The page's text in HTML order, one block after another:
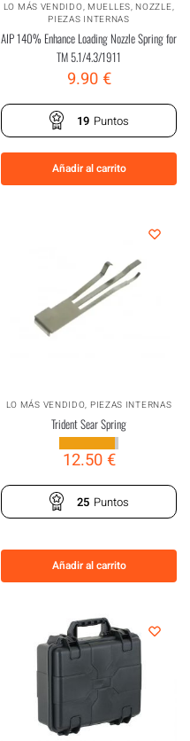
LO MÁS VENDIDO, MUELLES,NOZZLE,
PIEZAS INTERNAS
AIP 140% Enhance Loading Nozzle Spring for
TM 5.1/4.3/1911
9.90€
19 Puntos
Añadir al carrito
LO MÁS VENDIDO, PIEZAS INTERNAS
Trident Sear Spring
12.50€
25 Puntos
Añadir al carrito